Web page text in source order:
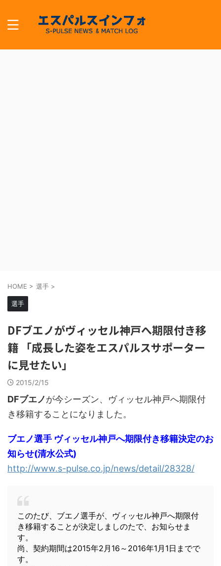
HOME > 選手 >
選手
DFブエノがヴィッセル神戸へ期限付き移
籍 「成長した姿をエスパルスサポーター
に見せたい」
2015/2/15
DFブエノが今シーズン、ヴィッセル神戸へ期限付
き移籍することになりました。
ブエノ選手 ヴィッセル神戸へ期限付き移籍決定のお
知らせ(清水公式)
http://www.s-pulse.co.jp/news/detail/28328/
このたび、ブエノ選手が、ヴィッセル神戸へ期限付
き移籍することが決定しましのたで、お知らせま
す。
尚、契約期間は2015年2月16～2016年1月1日までで
す。